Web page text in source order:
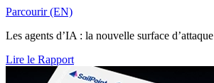
Parcourir (EN)
Les agents d’IA : la nouvelle surface d’attaque
Lire le Rapport